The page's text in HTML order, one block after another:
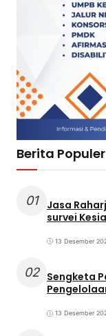
Berita Populer
01
Jasa
survei
13 Desember
02 Sengketa
13 Desember